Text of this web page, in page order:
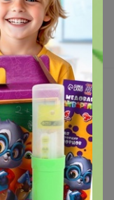
изображений